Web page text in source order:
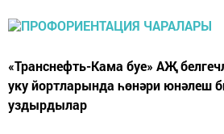
«Транснефть-Кама буе» АҖ
уку йортларында һөнәри юнәлеш
уздырдылар